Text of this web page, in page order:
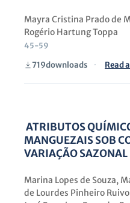
Mayra Cristina Prado de
Rogério Hartung Toppa
45-59
719downloads · Read
ATRIBUTOS
MANGUEZAIS SOB
VARIAÇÃO SAZONAL
Marina Lopes de Souza,
de Lourdes Pinheiro